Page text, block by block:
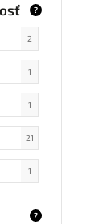
1
1
1
1
1
1
?
2
1
1
21
1
?